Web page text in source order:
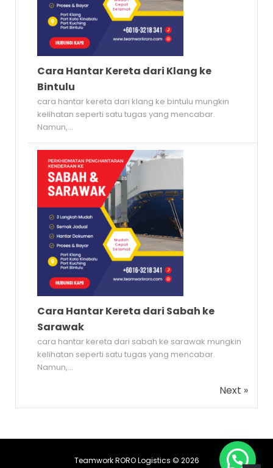
Cara Hantar Kereta dari Klang ke
Bintulu
cara hantar kereta dari klang ke bintulu mungkin
kelihatan seperti satu tugas yang mencabar.
Namun,...
Cara Hantar Kereta dari Sabah ke
Sarawak
cara hantar kereta dari sabah ke sarawak mungkin
kelihatan seperti satu tugas yang mencabar.
Namun,...
Next »
Teamwork RORO Logistics © 2026